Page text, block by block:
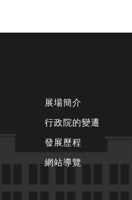
展場簡介
行政院的變遷
發展歷程
網站導覽